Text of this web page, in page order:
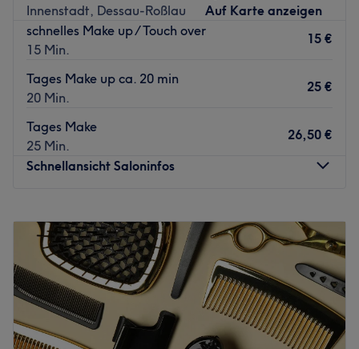
Innenstadt, Dessau-Roßlau
Auf Karte anzeigen
schnelles Make up / Touch over
15 Min.
15 €
Tages Make up ca. 20 min
20 Min.
25 €
Tages Make
25 Min.
26,50 €
Schnellansicht Saloninfos
Dienstag
09:00–
18:00
Mittwoch
09:00 –18:00
Donnerstag
09:00
18:00
Freitag
09:00 –16:00
Samstag
09:00–13:00
Sonntag
Geschlossen